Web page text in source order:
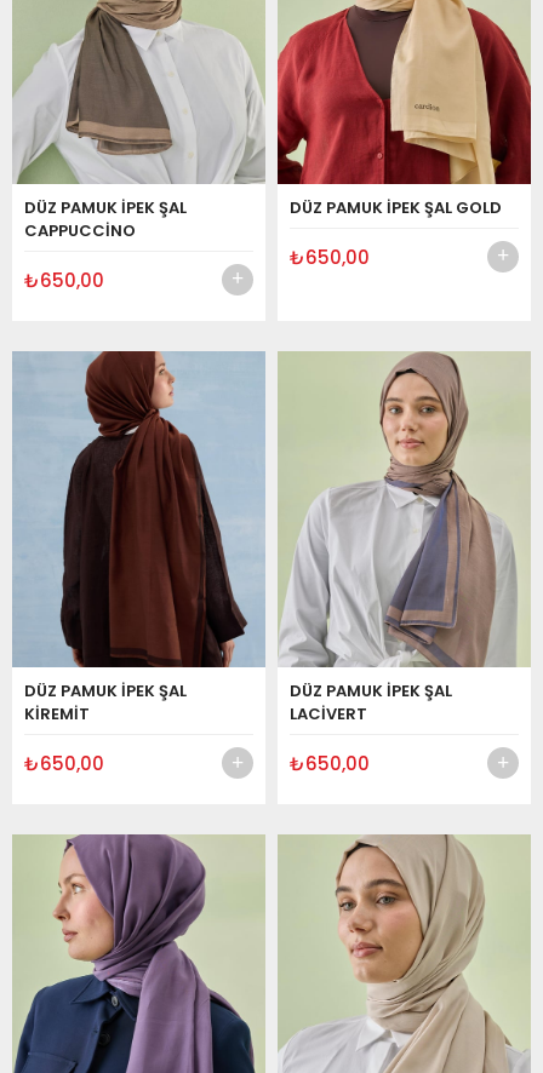
DÜZ PAMUK İPEK ŞAL
CAPPUCCİNO
₺650,00
DÜZ PAMUK İPEK ŞAL GOLD
₺650,00
DÜZ PAMUK İPEK ŞAL
KİREMİT
₺650,00
DÜZ PAMUK İPEK ŞAL
LACİVERT
₺650,00